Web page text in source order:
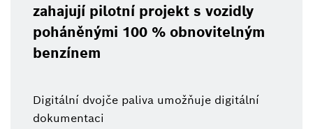
zahajují pilotní projekt s vozidly
poháněnými 100 % obnovitelným
benzínem
Digitální dvojče paliva umožňuje digitální
dokumentaci